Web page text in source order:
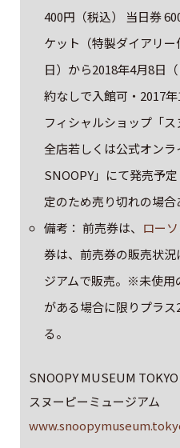
400円（税込） 当日券
ケット（特製ダイアリ
日）から2018年4月8日
約なしで入館可・2017
フィシャルショップ「ス
全店若しくは公式オン
SNOOPY」にて発売予
定のため売り切れの場合
備考： 前売券は、 ロー
券は、前売券の販売状
ジアムで販売。※未使用
がある場合に限りプラ
る。
SNOOPY MUSEUM TOKYO
スヌーピーミュージアム